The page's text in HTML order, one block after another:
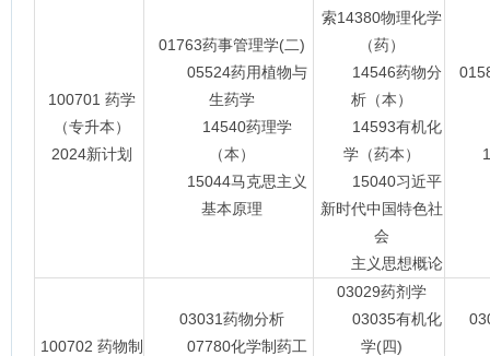
100701 药学
（专升本）
2024新计划
01763药事管理学(二)
05524药用植物与
生药学
14540药理学
（本）
15044马克思主义
基本原理
索14380物理化学
（药）
14546药物分
析（本）
14593有机化
学（药本）
15040习近平
新时代中国特色社
会
主义思想概论
100702 药物制
03031药物分析
07780化学制药工
03029药剂学
03035有机化
学(四)